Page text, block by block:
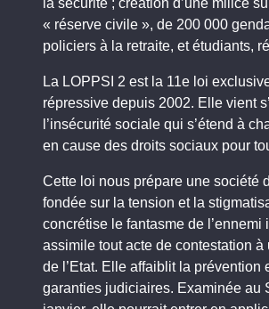
la sécurité ; création d’une milice
« réserve civile », de 200 000
policiers à la retraite, et étudiants,
La LOPPSI 2 est la 11e loi
répressive depuis 2002. Elle vient
l’insécurité sociale qui s’étend à
en cause des droits sociaux pour
Cette loi nous prépare une société
fondée sur la tension et la
concrétise le fantasme de l’ennemi
assimile tout acte de contestation à
de l’Etat. Elle affaiblit la prévention
garanties judiciaires. Examinée au